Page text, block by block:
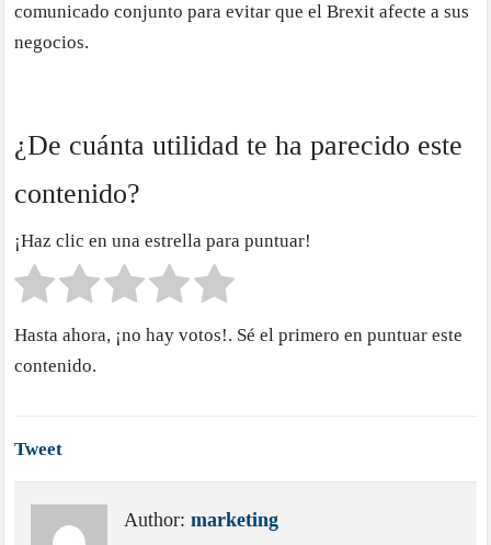
comunicado conjunto para evitar que el Brexit afecte a sus
negocios.
¿De cuánta utilidad te ha parecido este
contenido?
¡Haz clic en una estrella para puntuar!
Hasta ahora, ¡no hay votos!. Sé el primero en puntuar este
contenido.
Tweet
Author:marketing